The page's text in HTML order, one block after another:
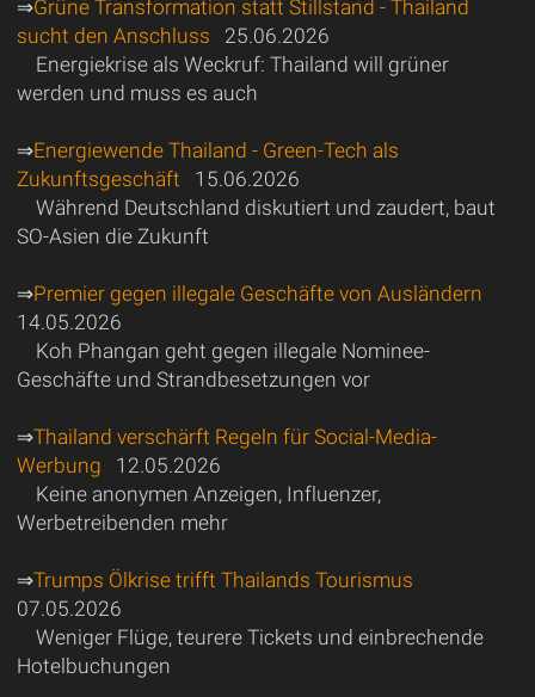
⇒Grüne Transformation statt Stillstand - Thailand
sucht den Anschluss 25.06.2026
Energiekrise als Weckruf: Thailand will grüner
werden und muss es auch
⇒Energiewende Thailand - Green-Tech als
Zukunftsgeschäft 15.06.2026
Während Deutschland diskutiert und zaudert, baut
SO-Asien die Zukunft
⇒Premier gegen illegale Geschäfte von Ausländern
14.05.2026
Koh Phangan geht gegen illegale Nominee-
Geschäfte und Strandbesetzungen vor
⇒Thailand verschärft Regeln für Social-Media-
Werbung 12.05.2026
Keine anonymen Anzeigen, Influenzer,
Werbetreibenden mehr
⇒Trumps Ölkrise trifft Thailands Tourismus
07.05.2026
Weniger Flüge, teurere Tickets und einbrechende
Hotelbuchungen